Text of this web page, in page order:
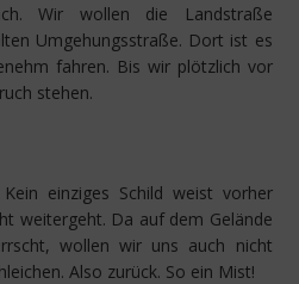
Wir wollen die Landstraße
Umgehungsstraße. Dort ist es
fahren. Bis wir plötzlich vor
stehen.
einziges Schild weist vorher
weitergeht. Da auf dem Gelände
wollen wir uns auch nicht
Also zurück. So ein Mist!